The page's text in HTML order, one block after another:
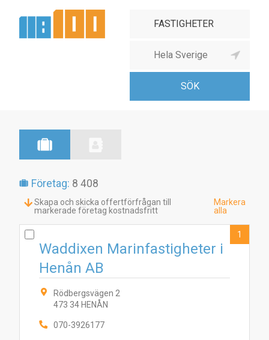
Företag: 8 408
Skapa och skicka offertförfrågan till
markerade företag kostnadsfritt
Markera
alla
Waddixen Marinfastigheter i
Henån AB
Rödbergsvägen 2
473 34 HENÅN
070-3926177
1